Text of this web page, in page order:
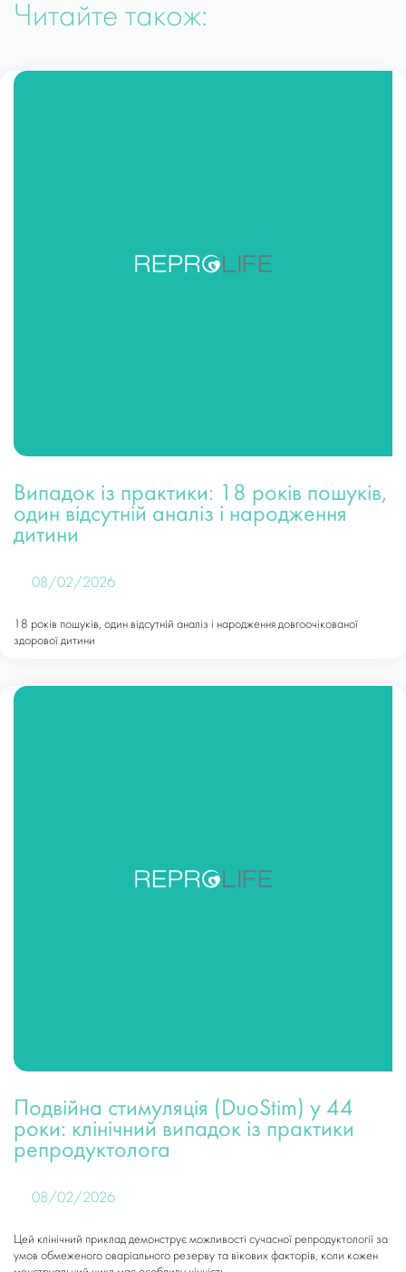
Читайте також:
Випадок із практики: 18 років пошуків,
один відсутній аналіз і народження
дитини
08/02/2026
18 років пошуків, один відсутній аналіз і народження довгоочікованої
здорової дитини
Подвійна стимуляція (DuoStim) у 44
роки: клінічний випадок із практики
репродуктолога
08/02/2026
Цей клінічний приклад демонструє можливості сучасної репродуктології за
умов обмеженого оваріального резерву та вікових факторів, коли кожен